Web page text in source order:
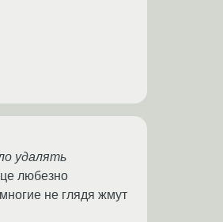
удалять
любезно
не глядя жмут